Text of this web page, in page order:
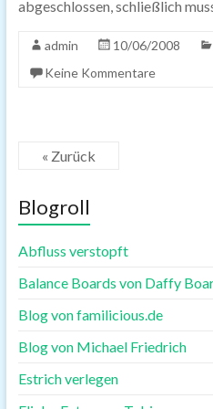
abgeschlossen, schließlich
admin 10/06/2008
Keine Kommentare
« Zurück
Blogroll
Abfluss verstopft
Balance Boards von Daffy
Blog von familicious.de
Blog von Michael Friedrich
Estrich verlegen